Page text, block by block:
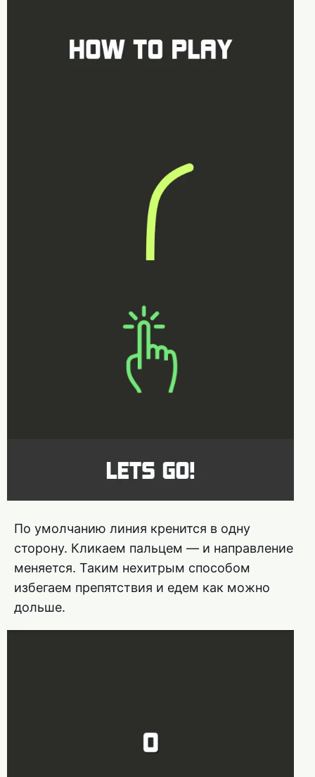
По умолчанию линия кренится в одну
сторону. Кликаем пальцем — и направление
меняется. Таким нехитрым способом
избегаем препятствия и едем как можно
дольше.